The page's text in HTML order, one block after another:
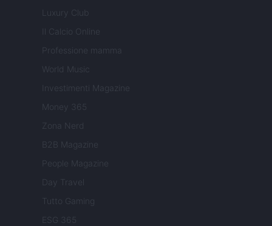
Luxury Club
Il Calcio Online
Professione mamma
World Music
Investimenti Magazine
Money 365
Zona Nerd
B2B Magazine
People Magazine
Day Travel
Tutto Gaming
ESG 365